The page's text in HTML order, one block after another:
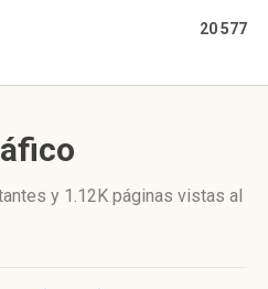
20 577
y 1.12K páginas vistas al